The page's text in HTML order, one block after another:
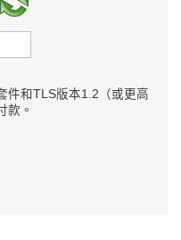
件和TLS版本1.2（或更高
款。